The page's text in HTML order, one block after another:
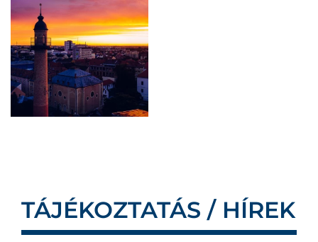
TÁJÉKOZTATÁS / HÍREK